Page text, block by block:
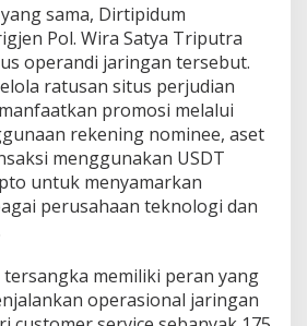
sama, Dirtipidum
Pol. Wira Satya Triputra
operandi jaringan tersebut.
ratusan situs perjudian
promosi melalui
rekening nominee, aset
menggunakan USDT
untuk menyamarkan
perusahaan teknologi dan
memiliki peran yang
operasional jaringan